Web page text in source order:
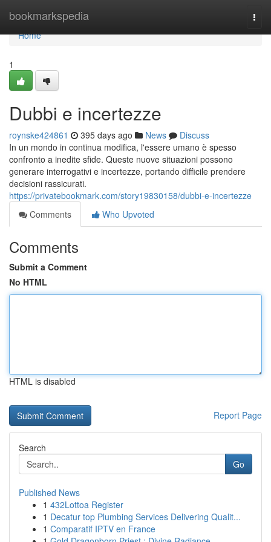
bookmarkspedia
Home
Home
1
Dubbi e incertezze
roynske424861 395 days ago News
Discuss
In un mondo in continua modifica, l'essere umano è spesso
confronto a inedite sfide. Queste nuove situazioni possono
generare interrogativi e incertezze, portando difficile prendere
decisioni rassicurati.
https://privatebookmark.com/story19830158/dubbi-e-incertezze
Comments
Who Upvoted
Comments
Submit a Comment
No HTML
HTML is disabled
Report Page
Search
Go
Published News
1 432Lottoa Register
1 Decatur top Plumbing Services Delivering Qualit...
1 Comparatif IPTV en France